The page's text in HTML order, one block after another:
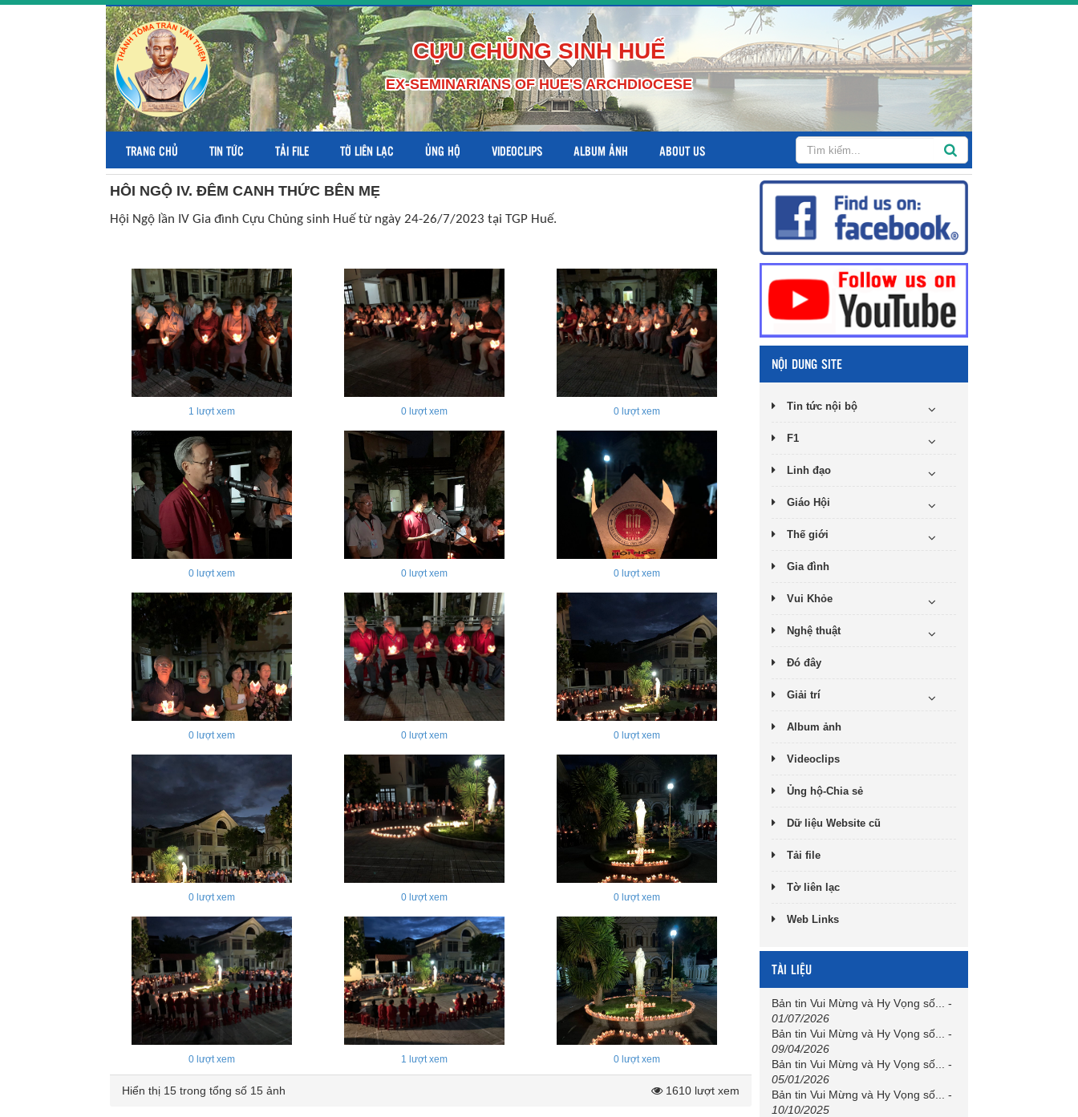
CỰU CHỦNG SINH HUẾ
EX-SEMINARIANS OF HUE'S ARCHDIOCESE
TRANG CHỦ TIN TỨC TẢI FILE TỜ LIÊN LẠC ỦNG HỘ VIDEOCLIPS ALBUM ẢNH ABOUT US
HÔI NGỘ IV. ĐÊM CANH THỨC BÊN MẸ
Hội Ngộ lần IV Gia đình Cựu Chủng sinh Huế từ ngày 24-26/7/2023 tại TGP Huế.
1 lượt xem 0 lượt xem 0 lượt xem
0 lượt xem 0 lượt xem 0 lượt xem
0 lượt xem 0 lượt xem 0 lượt xem
0 lượt xem 0 lượt xem 0 lượt xem
0 lượt xem 1 lượt xem 0 lượt xem
Hiển thị 15 trong tổng số 15 ảnh 1610 lượt xem
NỘI DUNG SITE
Tin tức nội bộ
F1
Linh đạo
Giáo Hội
Thế giới
Gia đình
Vui Khỏe
Nghệ thuật
Đó đây
Giải trí
Album ảnh
Videoclips
Ủng hộ-Chia sẻ
Dữ liệu Website cũ
Tải file
Tờ liên lạc
Web Links
TÀI LIỆU
Bản tin Vui Mừng và Hy Vọng số...
-
01/07/2026
Bản tin Vui Mừng và Hy Vọng số...
-
09/04/2026
Bản tin Vui Mừng và Hy Vọng số...
-
05/01/2026
Bản tin Vui Mừng và Hy Vọng số...
-
10/10/2025